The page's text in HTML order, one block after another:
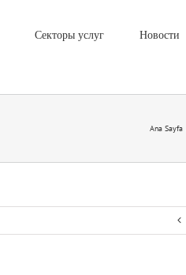
Секторы услуг Новости
Ana Sayfa